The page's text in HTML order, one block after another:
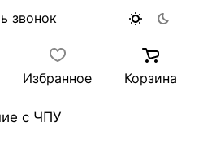
звонок
Избранное Корзина
с ЧПУ